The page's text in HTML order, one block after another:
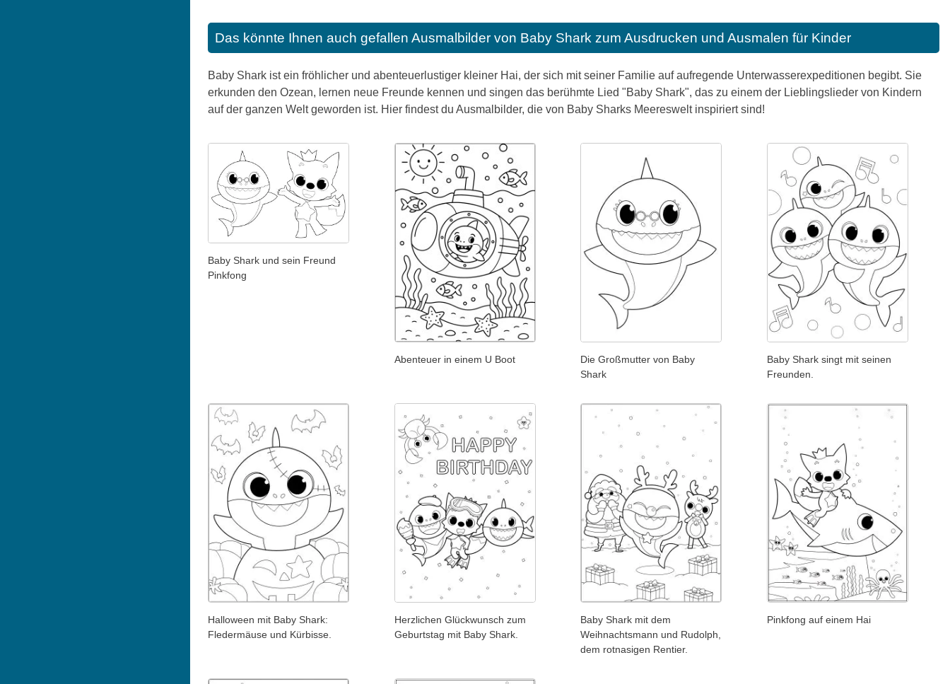
Das könnte Ihnen auch gefallen Ausmalbilder von Baby Shark zum Ausdrucken und Ausmalen für Kinder
Baby Shark ist ein fröhlicher und abenteuerlustiger kleiner Hai, der sich mit seiner Familie auf aufregende Unterwasserexpeditionen begibt. Sie
erkunden den Ozean, lernen neue Freunde kennen und singen das berühmte Lied "Baby Shark", das zu einem der Lieblingslieder von Kindern
auf der ganzen Welt geworden ist. Hier findest du Ausmalbilder, die von Baby Sharks Meereswelt inspiriert sind!
Baby Shark und sein Freund
Pinkfong
Abenteuer in einem U Boot
Die Großmutter von Baby
Shark
Baby Shark singt mit seinen
Freunden.
Halloween mit Baby Shark:
Fledermäuse und Kürbisse.
Herzlichen Glückwunsch zum
Geburtstag mit Baby Shark.
Baby Shark mit dem
Weihnachtsmann und Rudolph,
dem rotnasigen Rentier.
Pinkfong auf einem Hai